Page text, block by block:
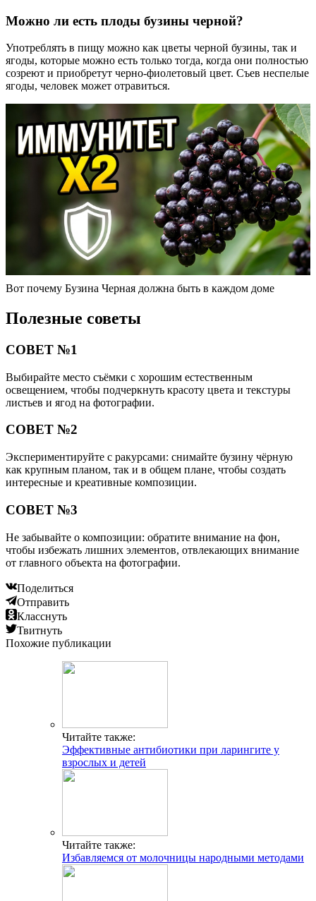
Можно ли есть плоды бузины черной?
Употреблять в пищу можно как цветы черной бузины, так и
ягоды, которые можно есть только тогда, когда они полностью
созреют и приобретут черно-фиолетовый цвет. Съев неспелые
ягоды, человек может отравиться.
Вот почему Бузина Черная должна быть в каждом доме
Полезные советы
СОВЕТ №1
Выбирайте место съёмки с хорошим естественным
освещением, чтобы подчеркнуть красоту цвета и текстуры
листьев и ягод на фотографии.
СОВЕТ №2
Экспериментируйте с ракурсами: снимайте бузину чёрную
как крупным планом, так и в общем плане, чтобы создать
интересные и креативные композиции.
СОВЕТ №3
Не забывайте о композиции: обратите внимание на фон,
чтобы избежать лишних элементов, отвлекающих внимание
от главного объекта на фотографии.
Поделиться
Отправить
Класснуть
Твитнуть
Похожие публикации
Читайте также:
Эффективные антибиотики при ларингите у
взрослых и детей
Читайте также:
Избавляемся от молочницы народными методами